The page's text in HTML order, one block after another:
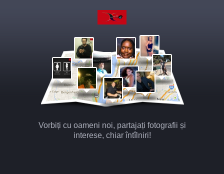
Vorbiți cu oameni noi, partajați fotografii și
interese, chiar întîlniri!